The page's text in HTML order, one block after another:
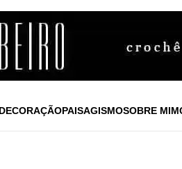
PAISAGISMOSOBRE MIM